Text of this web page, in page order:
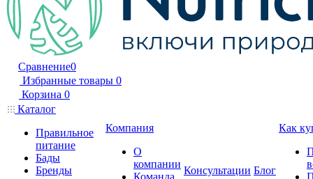
Сравнение0
Избранные товары 0
Корзина 0
Каталог
Правильное
питание
Бады
Бренды
Компания
О
компании
Команда
Консультации Блог
Как